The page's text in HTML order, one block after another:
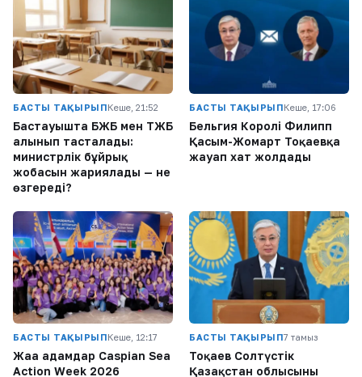
БАСТЫ ТАҚЫРЫПКеше, 21:52
Бастауышта БЖБ мен ТЖБ
алынып тасталады:
министрлік бұйрық
жобасын жариялады — не
өзгереді?
БАСТЫ ТАҚЫРЫПКеше, 17:06
Бельгия Королі Филипп
Қасым-Жомарт Тоқаевқа
жауап хат жолдады
БАСТЫ ТАҚЫРЫПКеше, 12:17
Жаңа адамдар Caspian Sea
Action Week 2026
БАСТЫ ТАҚЫРЫП7 тамыз
Тоқаев Солтүстік
Қазақстан облысының